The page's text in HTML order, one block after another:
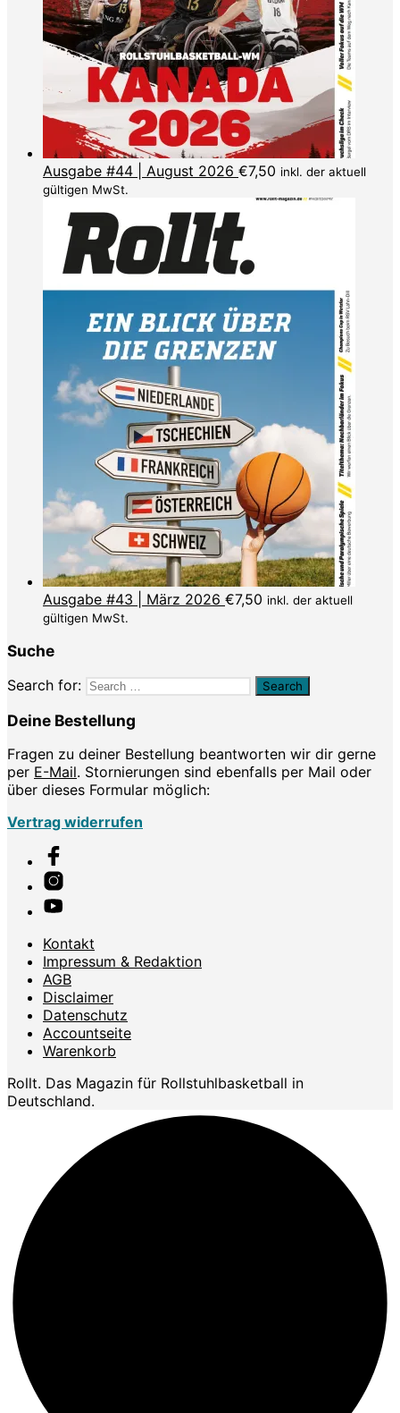
Ausgabe #44 | August 2026 €7,50 inkl. der aktuell
gültigen MwSt.
Ausgabe #43 | März 2026 €7,50 inkl. der aktuell
gültigen MwSt.
Suche
Search for:
Deine Bestellung
Fragen zu deiner Bestellung beantworten wir dir gerne
per E-Mail. Stornierungen sind ebenfalls per Mail oder
über dieses Formular möglich:
Vertrag widerrufen
Kontakt
Impressum & Redaktion
AGB
Disclaimer
Datenschutz
Accountseite
Warenkorb
Rollt. Das Magazin für Rollstuhlbasketball in
Deutschland.